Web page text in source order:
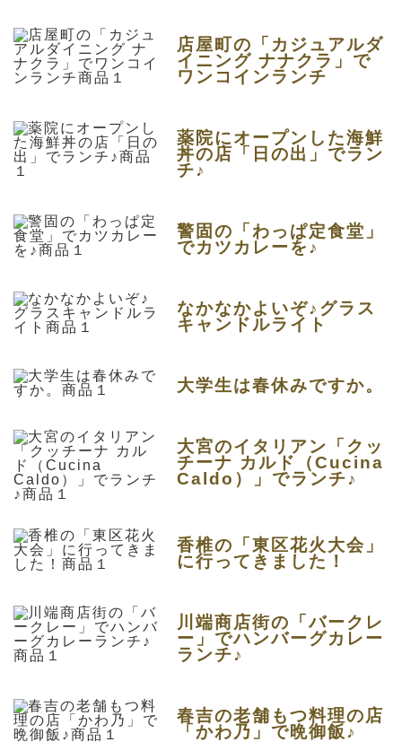
店屋町の「カジュアルダ
イニング ナナクラ」で
ワンコインランチ
薬院にオープンした海鮮
丼の店「日の出」でラン
チ♪
警固の「わっぱ定食堂」
でカツカレーを♪
なかなかよいぞ♪グラス
キャンドルライト
大学生は春休みですか。
大宮のイタリアン「クッ
チーナ カルド（Cucina
Caldo）」でランチ♪
香椎の「東区花火大会」
に行ってきました！
川端商店街の「バークレ
ー」でハンバーグカレー
ランチ♪
春吉の老舗もつ料理の店
「かわ乃」で晩御飯♪